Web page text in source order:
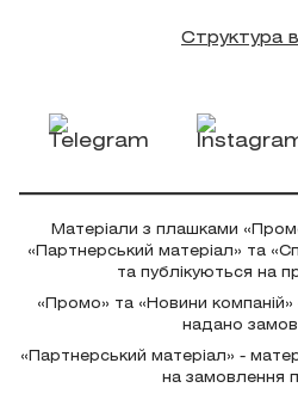
Структура
Матеріали з плашками
«Партнерський матеріал» та
та публікуються на
«Промо» та «Новини компаній»
надано
«Партнерський матеріал» -
на замовлення